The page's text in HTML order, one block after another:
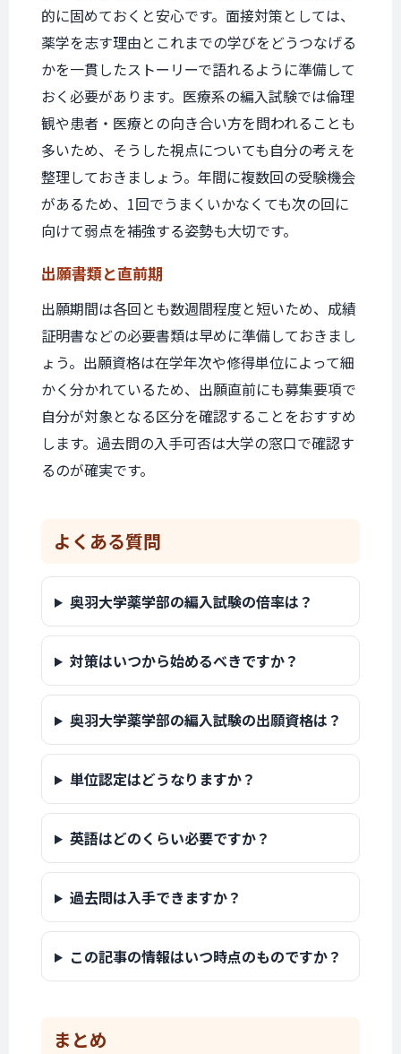
的に固めておくと安心です。面接対策としては、
薬学を志す理由とこれまでの学びをどうつなげる
かを一貫したストーリーで語れるように準備して
おく必要があります。医療系の編入試験では倫理
観や患者・医療との向き合い方を問われることも
多いため、そうした視点についても自分の考えを
整理しておきましょう。年間に複数回の受験機会
があるため、1回でうまくいかなくても次の回に
向けて弱点を補強する姿勢も大切です。
出願書類と直前期
出願期間は各回とも数週間程度と短いため、成績
証明書などの必要書類は早めに準備しておきまし
ょう。出願資格は在学年次や修得単位によって細
かく分かれているため、出願直前にも募集要項で
自分が対象となる区分を確認することをおすすめ
します。過去問の入手可否は大学の窓口で確認す
るのが確実です。
よくある質問
奥羽大学薬学部の編入試験の倍率は？
対策はいつから始めるべきですか？
奥羽大学薬学部の編入試験の出願資格は？
単位認定はどうなりますか？
英語はどのくらい必要ですか？
過去問は入手できますか？
この記事の情報はいつ時点のものですか？
まとめ